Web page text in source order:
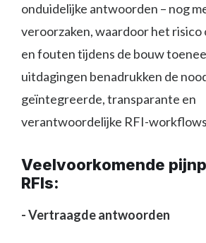
onduidelijke antwoorden – nog
veroorzaken, waardoor het
en fouten tijdens de bouw
uitdagingen benadrukken de
geïntegreerde, transparante en
verantwoordelijke RFI-
Veelvoorkomende
RFIs:
- Vertraagde antwoorden